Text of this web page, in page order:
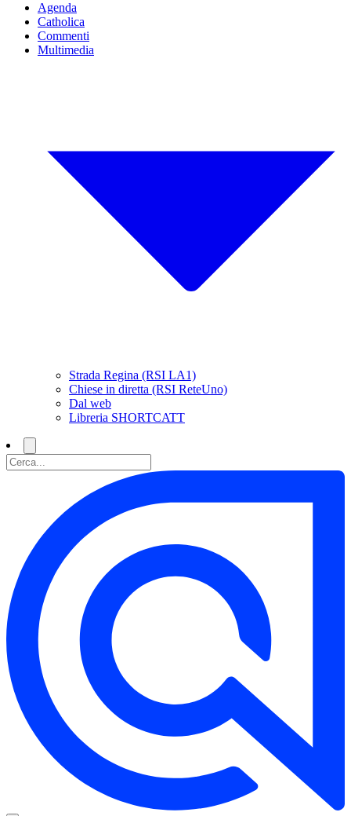
Agenda
Catholica
Commenti
Multimedia
Strada Regina (RSI LA1)
Chiese in diretta (RSI ReteUno)
Dal web
Libreria SHORTCATT